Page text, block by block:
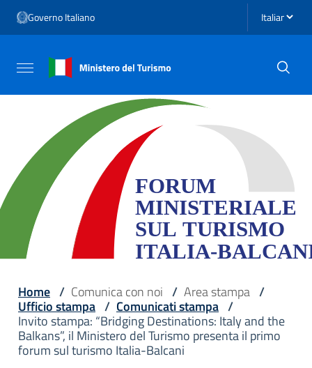
Vai al menu di navigazione
Vai al footer
Governo Italiano Seleziona
Attiva / disattiva la navigazione
Home / Comunica con noi / Area stampa /
Ufficio stampa / Comunicati stampa /
Invito stampa: “Bridging Destinations: Italy and the
Balkans”, il Ministero del Turismo presenta il primo
forum sul turismo Italia-Balcani